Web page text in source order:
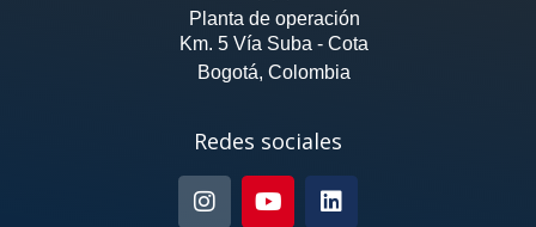
Planta de operación
Km. 5 Vía Suba - Cota
Bogotá, Colombia
Redes sociales